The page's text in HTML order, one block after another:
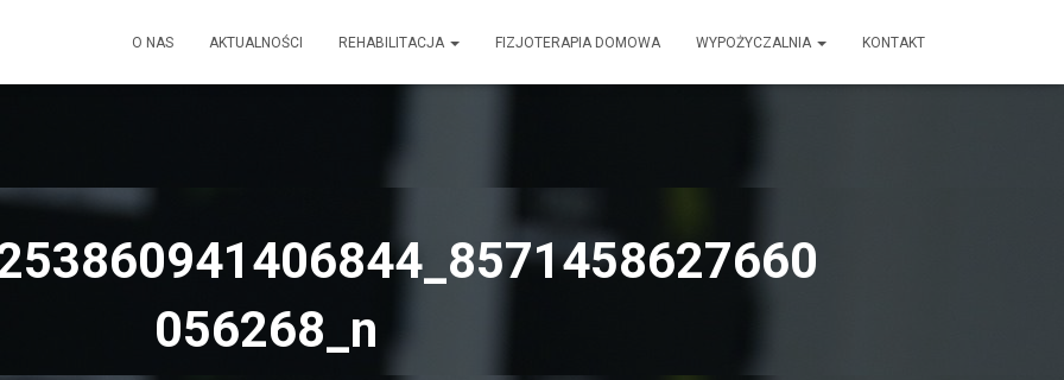
O NAS AKTUALNOŚCI REHABILITACJA FIZJOTERAPIA DOMOWA WYPOŻYCZALNIA KONTAKT
056268_n